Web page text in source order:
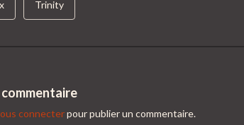
Trinity
commentaire
connecterpour publier un commentaire.